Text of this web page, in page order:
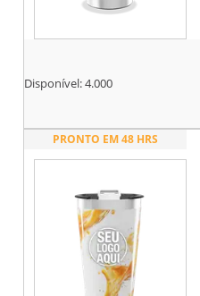
Disponível:4.000
PRONTO EM 48 HRS